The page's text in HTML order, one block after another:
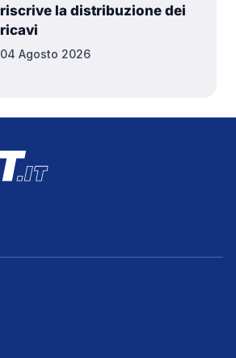
riscrive la distribuzione dei
ricavi
04 Agosto 2026